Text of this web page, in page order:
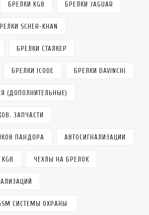
БРЕЛКИ KGB БРЕЛКИ JAGUAR
SCHER-KHAN
БРЕЛКИ СТАЛКЕР
БРЕЛКИ ICODE БРЕЛКИ DAVINCHI
(ДОПОЛНИТЕЛЬНЫЕ)
ЗАПЧАСТИ
ПАНДОРА АВТОСИГНАЛИЗАЦИИ
ЧЕХЛЫ НА БРЕЛОК
СИСТЕМЫ ОХРАНЫ